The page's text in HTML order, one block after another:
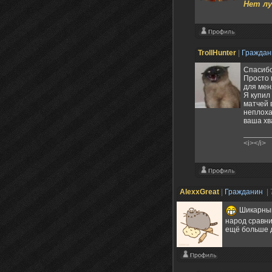
Нет
TrollHunter
Просто
для
Я купил
матчей
ваша
<i></i>
AlexxGreat Гражданин
народ
ещё больше